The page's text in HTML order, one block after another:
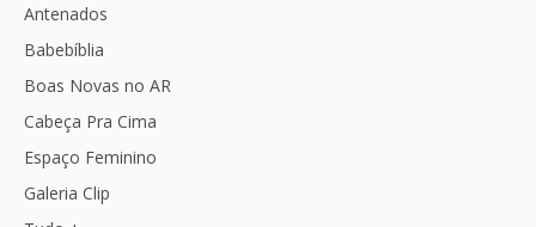
Antenados
Babebíblia
Boas Novas no AR
Cabeça Pra Cima
Espaço Feminino
Galeria Clip